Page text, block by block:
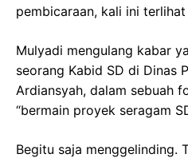
pembicaraan, kali ini
Mulyadi mengulang kabar
seorang Kabid SD di Dinas
Ardiansyah, dalam sebuah
“bermain proyek seragam
Begitu saja menggelinding.